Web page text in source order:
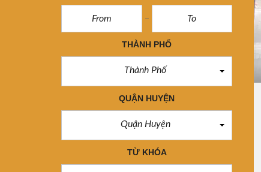
THÀNH PHỐ
Thành Phố
QUẬN HUYỆN
Quận Huyện
TỪ KHÓA